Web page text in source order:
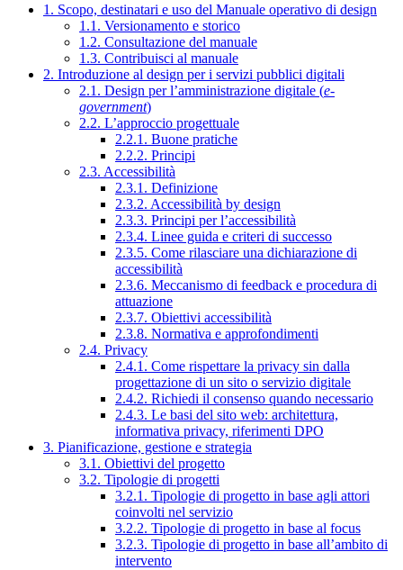
1. Scopo, destinatari e uso del Manuale operativo di design
1.1. Versionamento e storico
1.2. Consultazione del manuale
1.3. Contribuisci al manuale
2. Introduzione al design per i servizi pubblici digitali
2.1. Design per l’amministrazione digitale (e-
government)
2.2. L’approccio progettuale
2.2.1. Buone pratiche
2.2.2. Principi
2.3. Accessibilità
2.3.1. Definizione
2.3.2. Accessibilità by design
2.3.3. Principi per l’accessibilità
2.3.4. Linee guida e criteri di successo
2.3.5. Come rilasciare una dichiarazione di
accessibilità
2.3.6. Meccanismo di feedback e procedura di
attuazione
2.3.7. Obiettivi accessibilità
2.3.8. Normativa e approfondimenti
2.4. Privacy
2.4.1. Come rispettare la privacy sin dalla
progettazione di un sito o servizio digitale
2.4.2. Richiedi il consenso quando necessario
2.4.3. Le basi del sito web: architettura,
informativa privacy, riferimenti DPO
3. Pianificazione, gestione e strategia
3.1. Obiettivi del progetto
3.2. Tipologie di progetti
3.2.1. Tipologie di progetto in base agli attori
coinvolti nel servizio
3.2.2. Tipologie di progetto in base al focus
3.2.3. Tipologie di progetto in base all’ambito di
intervento